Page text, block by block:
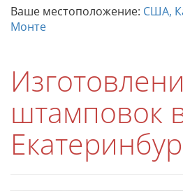
Ваше местоположение: США,
Монте
штамповок